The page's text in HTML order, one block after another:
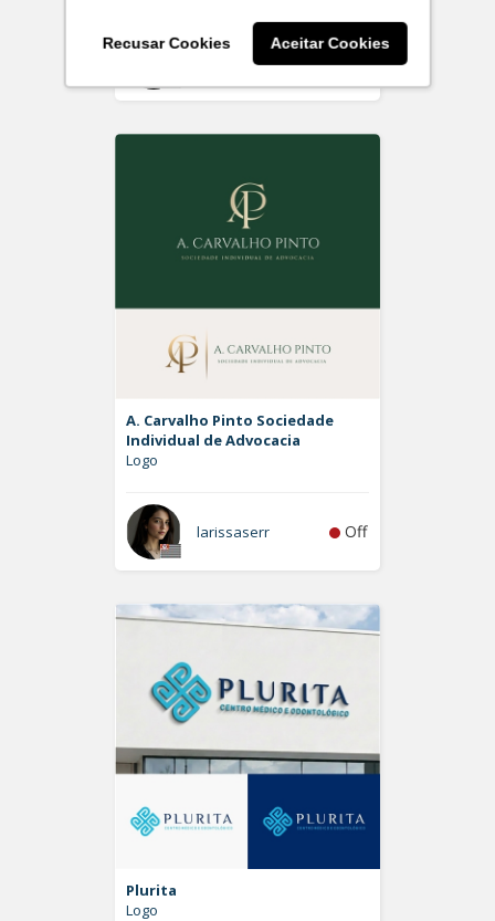
Recusar Cookies Aceitar Cookies
Rdesign SM Off
A. Carvalho Pinto Sociedade
Individual de Advocacia
Logo
larissaserr Off
Plurita
Logo